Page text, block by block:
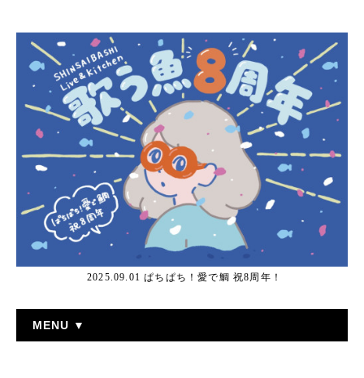
2025.09.01 ぱちぱち！愛で鯛 祝8周年！
MENU ▼